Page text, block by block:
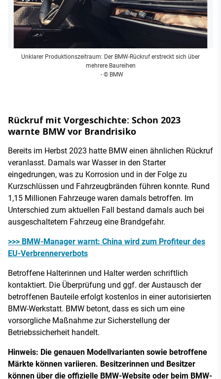
Unklarer Produktionszeitraum: Der BMW-Rückruf erstreckt sich über
mehrere Baureihen
- © BMW
Rückruf mit Vorgeschichte: Schon 2023
warnte BMW vor Brandrisiko
Bereits im Herbst 2023 hatte BMW einen ähnlichen Rückruf
veranlasst. Damals war Wasser in den Starter
eingedrungen, was zu Korrosion und in der Folge zu
Kurzschlüssen und Fahrzeugbränden führen konnte. Rund
1,15 Millionen Fahrzeuge waren damals betroffen. Im
Unterschied zum aktuellen Fall bestand damals auch bei
ausgeschaltetem Fahrzeug eine Brandgefahr.
>>> BMW-Manager warnt: China wird zum Profiteur des
EU-Verbrennerverbots
Betroffene Halterinnen und Halter werden schriftlich
kontaktiert. Die Überprüfung und ggf. der Austausch der
betroffenen Bauteile erfolgt kostenlos in einer autorisierten
BMW-Werkstatt. BMW betont, dass es sich um eine
vorsorgliche Maßnahme zur Sicherstellung der
Betriebssicherheit handelt.
Hinweis: Die genauen Modellvarianten sowie betroffene
Märkte können variieren. Besitzerinnen und Besitzer
können über die offizielle BMW-Website oder beim BMW-